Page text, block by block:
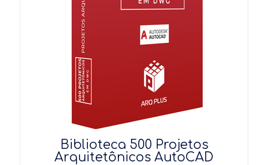
Biblioteca 500 Projetos
Arquitetônicos AutoCAD